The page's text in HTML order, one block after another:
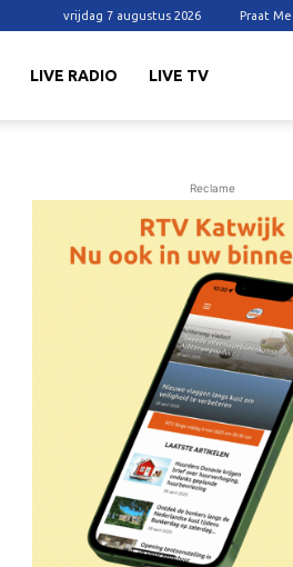
vrijdag 7 augustus 2026 Praat
LIVE RADIO LIVE TV
Reclame